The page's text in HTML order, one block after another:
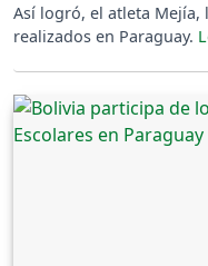
Así logró, el atleta Mejía,
realizados en Paraguay.